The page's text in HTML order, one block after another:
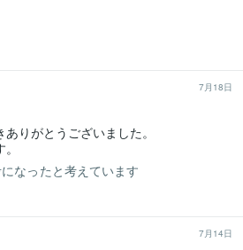
7月18日
りがとうございました。
なったと考えています
7月14日